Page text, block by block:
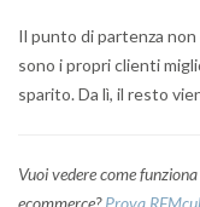
Il punto di partenza
sono i propri clienti
sparito. Da lì, il resto
Vuoi vedere come